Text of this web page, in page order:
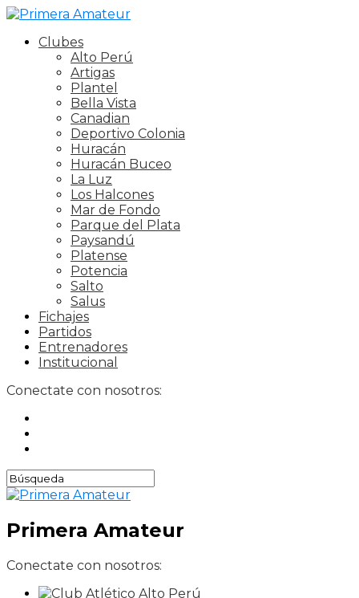
Clubes
Alto Perú
Artigas
Plantel
Bella Vista
Canadian
Deportivo Colonia
Huracán
Huracán Buceo
La Luz
Los Halcones
Mar de Fondo
Parque del Plata
Paysandú
Platense
Potencia
Salto
Salus
Fichajes
Partidos
Entrenadores
Institucional
Conectate con nosotros:
Primera Amateur
Conectate con nosotros: